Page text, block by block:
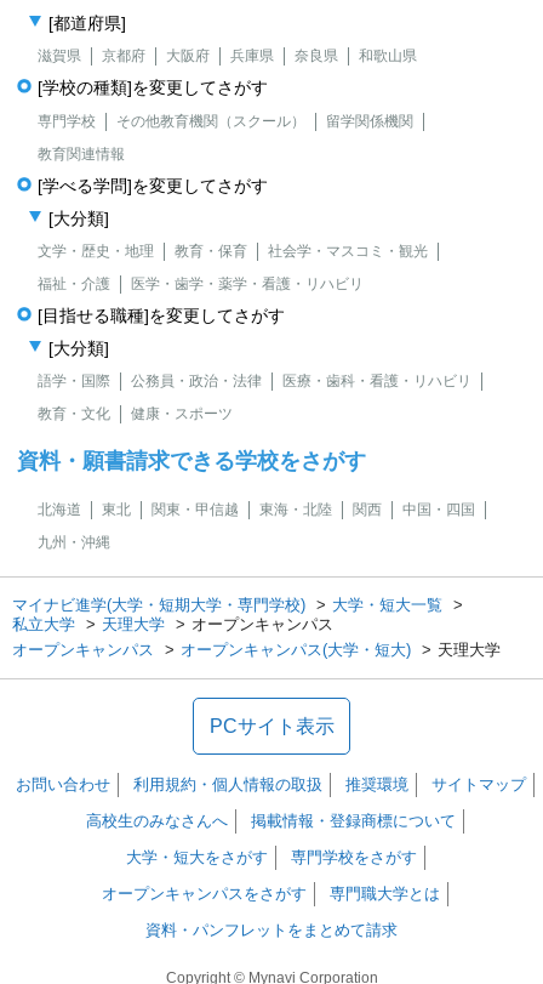
[都道府県]
滋賀県 京都府 大阪府 兵庫県 奈良県 和歌山県
[学校の種類]を変更してさがす
専門学校 その他教育機関（スクール）
留学関係機関
教育関連情報
[学べる学問]を変更してさがす
[大分類]
文学・歴史・地理 教育・保育
社会学・マスコミ・観光
福祉・介護
医学・歯学・薬学・看護・リハビリ
[目指せる職種]を変更してさがす
[大分類]
語学・国際 公務員・政治・法律
医療・歯科・看護・リハビリ
教育・文化
健康・スポーツ
資料・願書請求できる学校をさがす
北海道 東北 関東・甲信越 東海・北陸 関西
中国・四国
九州・沖縄
マイナビ進学(大学・短期大学・専門学校)
大学・短大一覧
私立大学
天理大学
オープンキャンパス
オープンキャンパス
オープンキャンパス(大学・短大) 天理大学
PCサイト表示
お問い合わせ 利用規約・個人情報の取扱 推奨環境
サイトマップ
高校生のみなさんへ
掲載情報・登録商標について
大学・短大をさがす
専門学校をさがす
オープンキャンパスをさがす
専門職大学とは
資料・パンフレットをまとめて請求
Copyright © Mynavi Corporation